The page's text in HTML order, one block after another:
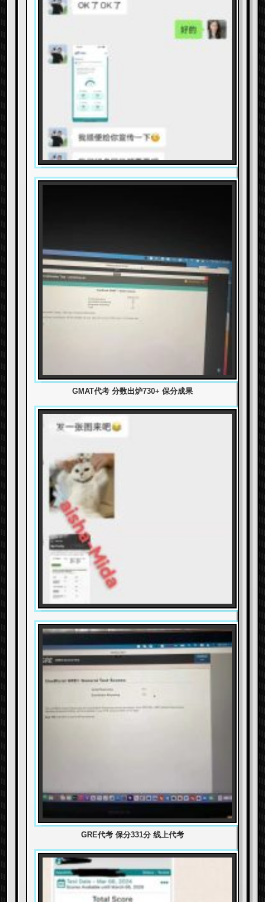
GMAT代考 分数出炉730+ 保分成果
GRE代考 保分331分 线上代考